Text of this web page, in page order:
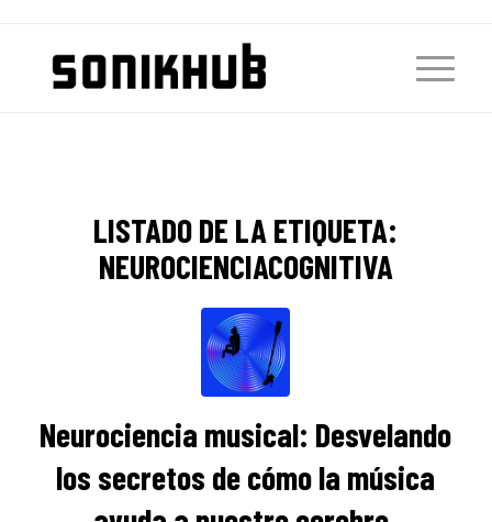
LISTADO DE LA ETIQUETA:
NEUROCIENCIACOGNITIVA
Neurociencia musical: Desvelando
los secretos de cómo la música